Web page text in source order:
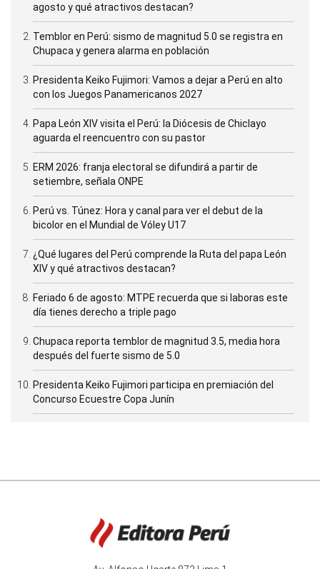
agosto y qué atractivos destacan?
Temblor en Perú: sismo de magnitud 5.0 se registra en
Chupaca y genera alarma en población
Presidenta Keiko Fujimori: Vamos a dejar a Perú en alto
con los Juegos Panamericanos 2027
Papa León XIV visita el Perú: la Diócesis de Chiclayo
aguarda el reencuentro con su pastor
ERM 2026: franja electoral se difundirá a partir de
setiembre, señala ONPE
Perú vs. Túnez: Hora y canal para ver el debut de la
bicolor en el Mundial de Vóley U17
¿Qué lugares del Perú comprende la Ruta del papa León
XIV y qué atractivos destacan?
Feriado 6 de agosto: MTPE recuerda que si laboras este
día tienes derecho a triple pago
Chupaca reporta temblor de magnitud 3.5, media hora
después del fuerte sismo de 5.0
Presidenta Keiko Fujimori participa en premiación del
Concurso Ecuestre Copa Junín